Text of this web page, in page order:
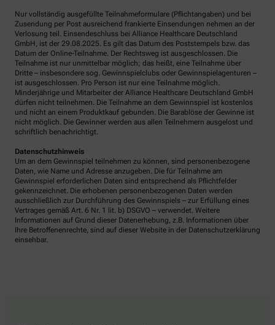
Nur vollständig ausgefüllte Teilnahmeformulare (Pflichtangaben) und bei
Zusendung per Post ausreichend frankierte Einsendungen nehmen an der
Verlosung teil. Einsendeschluss bei Alliance Healthcare Deutschland
GmbH, ist der 29.08.2025. Es gilt das Datum des Poststempels bzw. das
Datum der Online-Teilnahme. Der Rechtsweg ist ausgeschlossen. Die
Teilnahme ist nur unmittelbar möglich; das heißt, eine Teilnahme über
Dritte – insbesondere sog. Gewinnspielclubs oder Gewinnspielagenturen –
ist ausgeschlossen. Pro Person ist nur eine Teilnahme möglich.
Minderjährige und Mitarbeiter der Alliance Healthcare Deutschland GmbH
dürfen nicht teilnehmen. Die Teilnahme an dem Gewinnspiel ist kostenlos
und nicht an einem Produktkauf gebunden. Die Barablöse der Gewinne ist
nicht möglich. Die Gewinner werden aus allen Teilnehmern ausgelost und
schriftlich benachrichtigt.
Datenschutzhinweis
Um an dem Gewinnspiel teilnehmen zu können, sind personenbezogene
Daten, wie Name und Adresse anzugeben. Die für Teilnahme am
Gewinnspiel erforderlichen Daten sind entsprechend als Pflichtfelder
gekennzeichnet. Die erhobenen personenbezogenen Daten werden
ausschließlich zur Durchführung des Gewinnspiels – zur Erfüllung eines
Vertrages gemäß Art. 6 Nr. 1 lit. b) DSGVO – verwendet. Weitere
Informationen auf Grund dieser Datenerhebung, z.B. Informationen über
Ihre Betroffenenrechte, sind auf dieser Website in der Datenschutzerklärung
einsehbar.